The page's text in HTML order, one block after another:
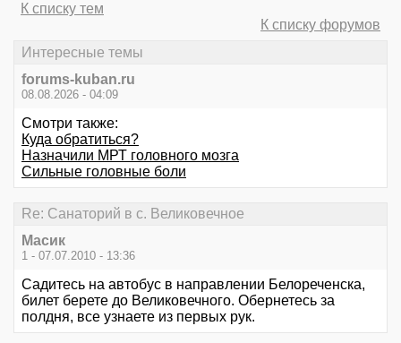
К списку тем
К списку форумов
Интересные темы
forums-kuban.ru
08.08.2026 - 04:09
Смотри также:
Куда обратиться?
Назначили МРТ головного мозга
Сильные головные боли
Re: Санаторий в с. Великовечное
Масик
1 - 07.07.2010 - 13:36
Садитесь на автобус в направлении Белореченска,
билет берете до Великовечного. Обернетесь за
полдня, все узнаете из первых рук.